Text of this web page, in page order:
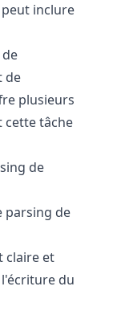
inclure
de
plusieurs
cette tâche
de
parsing de
claire et
du